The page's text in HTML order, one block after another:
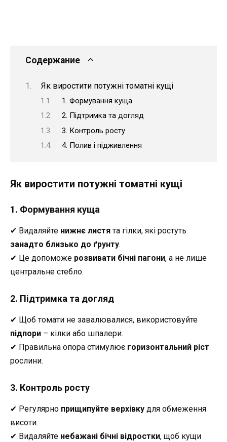
Содержание
Як виростити потужні томатні кущі
1. Формування куща
2. Підтримка та догляд
3. Контроль росту
4. Полив і підживлення
Як виростити потужні томатні кущі
1. Формування куща
✔ Видаляйте нижнє листя та гілки, які ростуть
занадто близько до ґрунту.
✔ Це допоможе розвивати бічні пагони, а не лише
центральне стебло.
2. Підтримка та догляд
✔ Щоб томати не завалювалися, використовуйте
підпори – кілки або шпалери.
✔ Правильна опора стимулює горизонтальний ріст
рослини.
3. Контроль росту
✔ Регулярно прищипуйте верхівку для обмеження
висоти.
✔ Видаляйте небажані бічні відростки, щоб кущи